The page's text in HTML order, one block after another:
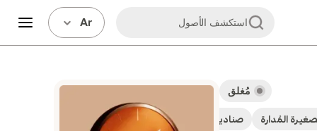
استكشف الأصول Ar
المُدارة صناديق استثمارية صناديق بعائد مرتفع
مُغلق